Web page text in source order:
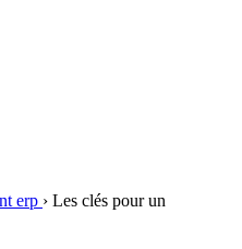
erp › Les clés pour un